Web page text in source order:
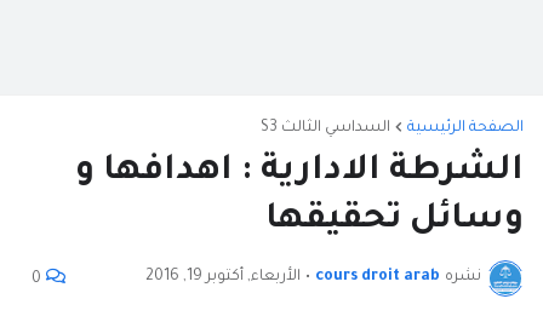
الصفحة الرئيسية السداسي الثالث S3
الشرطة الادارية : اهدافها و
وسائل تحقيقها
نشره cours droit arab
• الأربعاء, أكتوبر 19, 2016 0